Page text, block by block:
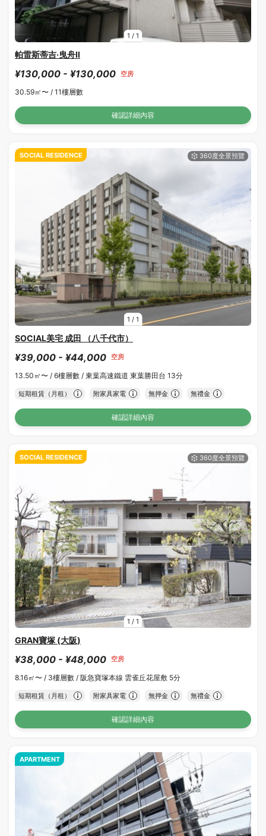
1 / 1
帕雷斯蒂吉·曳舟Ⅱ
¥130,000 - ¥130,000 空房
30.59㎡〜 / 11樓層數
確認詳細內容
1 / 1
SOCIAL RESIDENCE
SOCIAL美宅 成田 （八千代市）
¥39,000 - ¥44,000 空房
13.50㎡〜 / 6樓層數 / 東葉高速鐵道 東葉勝田台 13分
短期租賃（月租） 附家具家電 無押金 無禮金
確認詳細內容
1 / 1
SOCIAL RESIDENCE
GRAN寶塚 (大阪)
¥38,000 - ¥48,000 空房
8.16㎡〜 / 3樓層數 / 阪急寶塚本線 雲雀丘花屋敷 5分
短期租賃（月租） 附家具家電 無押金 無禮金
確認詳細內容
APARTMENT